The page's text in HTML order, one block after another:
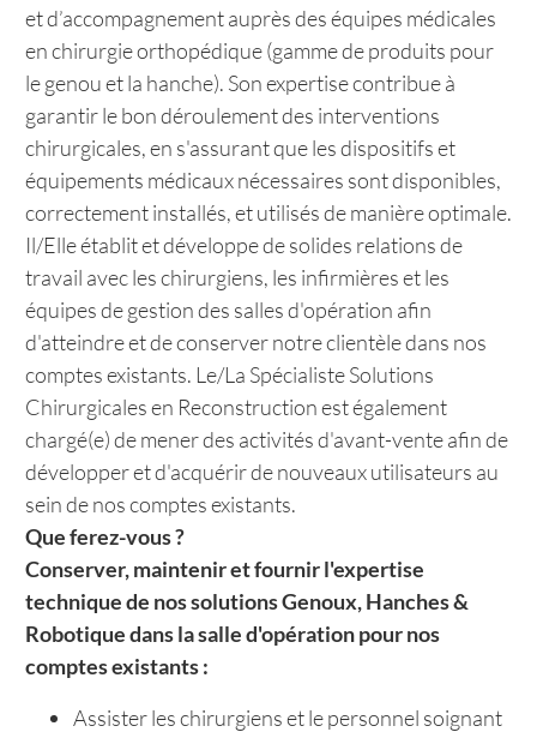
et d’accompagnement auprès des équipes médicales
en chirurgie orthopédique (gamme de produits pour
le genou et la hanche). Son expertise contribue à
garantir le bon déroulement des interventions
chirurgicales, en s'assurant que les dispositifs et
équipements médicaux nécessaires sont disponibles,
correctement installés, et utilisés de manière optimale.
Il/Elle établit et développe de solides relations de
travail avec les chirurgiens, les infirmières et les
équipes de gestion des salles d'opération afin
d'atteindre et de conserver notre clientèle dans nos
comptes existants. Le/La Spécialiste Solutions
Chirurgicales en Reconstruction est également
chargé(e) de mener des activités d'avant-vente afin de
développer et d'acquérir de nouveaux utilisateurs au
sein de nos comptes existants.
Que ferez-vous ?
Conserver, maintenir et fournir l'expertise
technique de nos solutions Genoux, Hanches &
Robotique dans la salle d'opération pour nos
comptes existants :
Assister les chirurgiens et le personnel soignant